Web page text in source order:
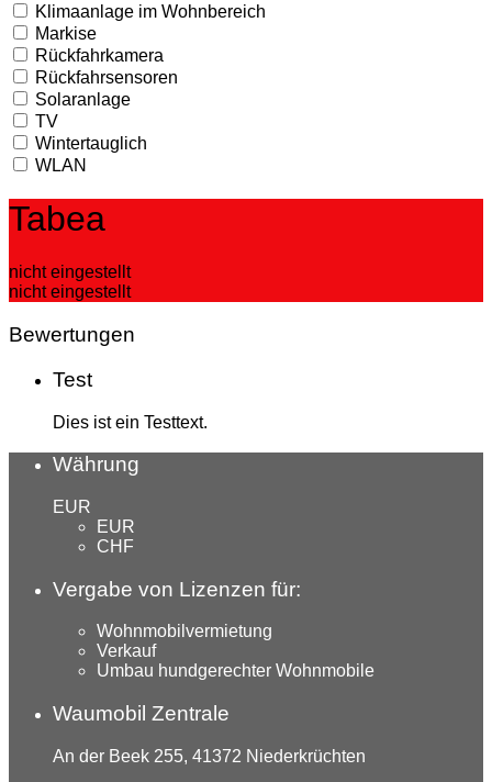
Klimaanlage im Wohnbereich
Markise
Rückfahrkamera
Rückfahrsensoren
Solaranlage
TV
Wintertauglich
WLAN
Tabea
nicht eingestellt
nicht eingestellt
Bewertungen
Test
Dies ist ein Testtext.
Währung
EUR
EUR
CHF
Vergabe von Lizenzen für:
Wohnmobilvermietung
Verkauf
Umbau hundgerechter Wohnmobile
Waumobil Zentrale
An der Beek 255, 41372 Niederkrüchten